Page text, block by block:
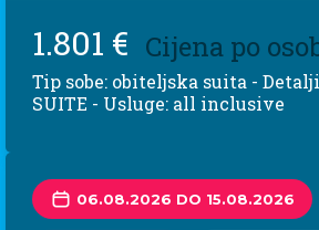
1.801 € Cijena po
Tip sobe: obiteljska suita -
SUITE - Usluge: all inclusive
06.08.2026 DO 15.08.2026